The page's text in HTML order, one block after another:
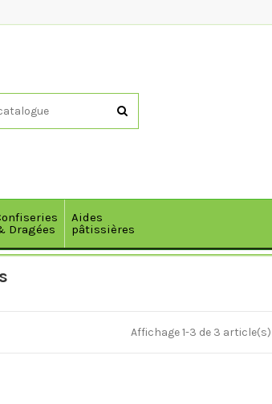
Dragées
Aides
pâtissières
Affichage 1-3 de 3 article(s)